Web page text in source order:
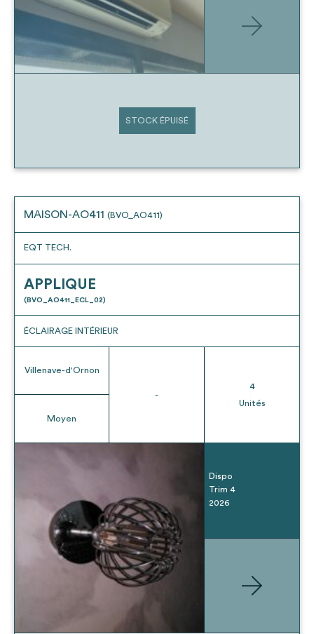
STOCK ÉPUISÉ
MAISON-AO411 (BVO_AO411)
EQT TECH.
APPLIQUE
(BVO_AO411_ECL_02)
ÉCLAIRAGE INTÉRIEUR
Villenave-d'Ornon
Moyen
-
4
Unités
Dispo
Trim 4
2026